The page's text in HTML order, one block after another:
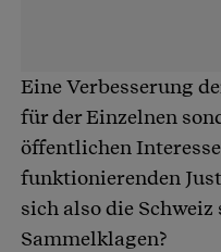
Eine Verbesserung
für der Einzelnen
öffentlichen
funktionierenden
sich also die Schweiz
Sammelklagen?